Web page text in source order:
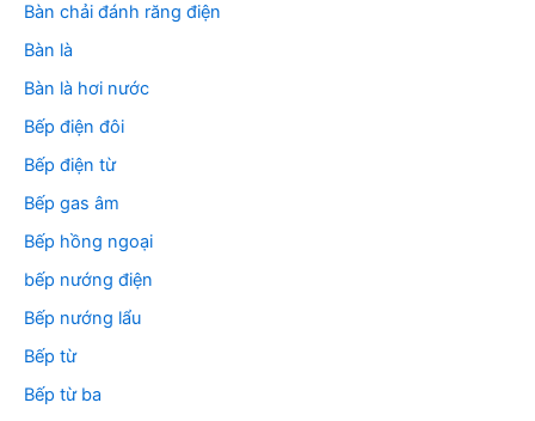
Bàn chải đánh răng điện
Bàn là
Bàn là hơi nước
Bếp điện đôi
Bếp điện từ
Bếp gas âm
Bếp hồng ngoại
bếp nướng điện
Bếp nướng lẩu
Bếp từ
Bếp từ ba